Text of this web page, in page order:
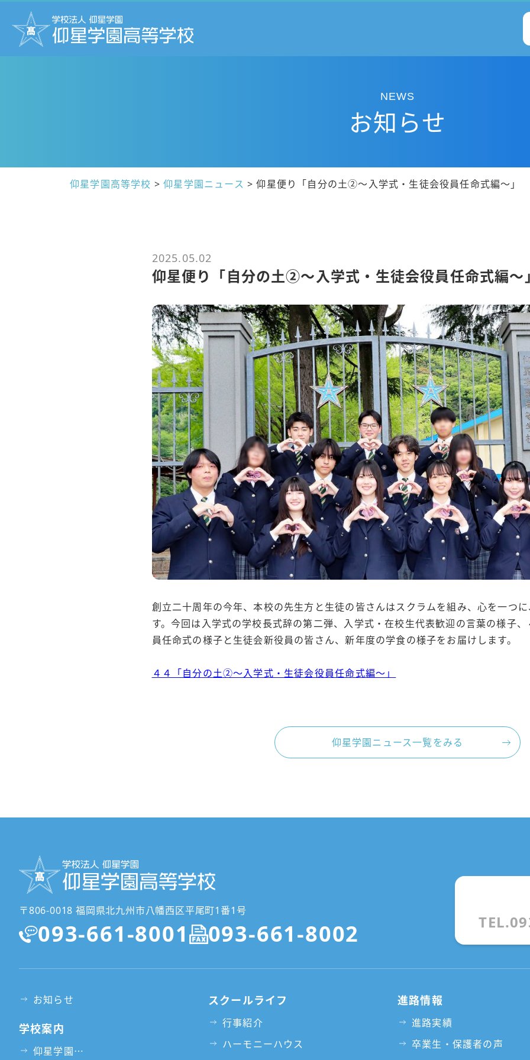
NEWS
お知らせ
仰星学園高等学校 >仰星学園ニュース >仰星便り「自分の土②～入学式・生徒会役員任命式編～」
2025.05.02
仰星便り「自分の土②～入学式・生徒会役員任命式編～
創立二十周年の今年、本校の先生方と生徒の皆さんはスクラムを組み、心を一つ
す。今回は入学式の学校長式辞の第二弾、入学式・在校生代表歓迎の言葉の様子
員任命式の様子と生徒会新役員の皆さん、新年度の学食の様子をお届けします。
４４「自分の土②～入学式・生徒会役員任命式編～」
仰星学園ニュース一覧をみる
〒806-0018 福岡県北九州市八幡西区平尾町1番1号
093-661-8001 093-661-8002
お知らせ
学校案内
仰星学園⋯
スクールライフ
行事紹介
ハーモニーハウス
進路情報
進路実績
卒業生・保護者の声